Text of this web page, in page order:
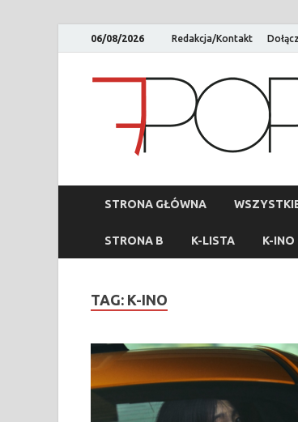
06/08/2026 Redakcja/Kontakt
STRONA GŁÓWNA
STRONA B K-LISTA K-INO
TAG: K-INO